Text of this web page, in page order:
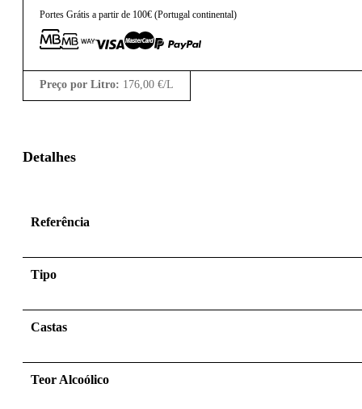
Portes Grátis a partir de 100€ (Portugal continental)
Preço por Litro: 176,00 €/L
Detalhes
Referência
Tipo
Castas
Teor Alcoólico